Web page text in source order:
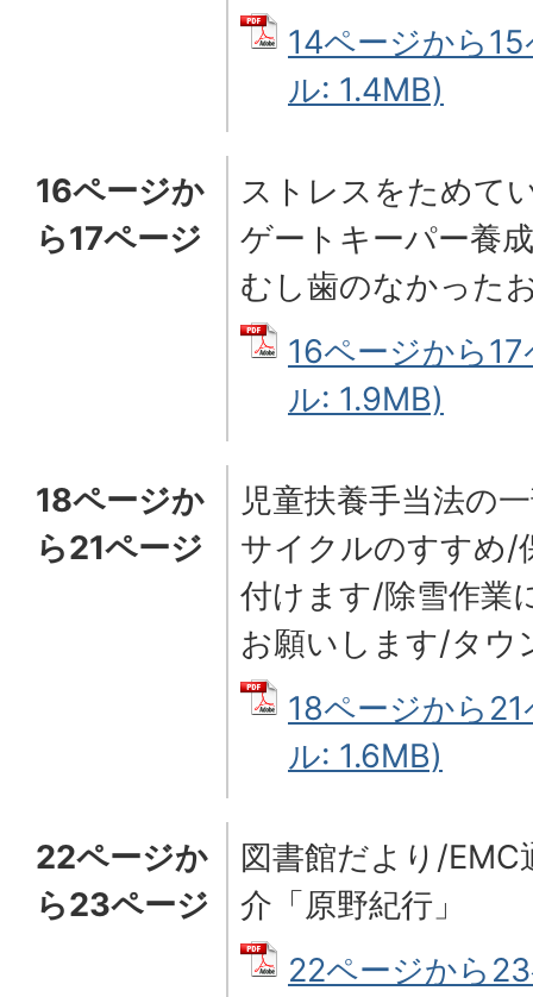
14ページから
ル: 1.4MB)
16ページか
ら17ページ
ストレスをためて
ゲートキーパー養
むし歯のなかった
16ページから
ル: 1.9MB)
18ページか
ら21ページ
児童扶養手当法の
サイクルのすすめ/
付けます/除雪作業
お願いします/タウ
18ページから
ル: 1.6MB)
22ページか
ら23ページ
図書館だより/
介「原野紀行」
22ページから